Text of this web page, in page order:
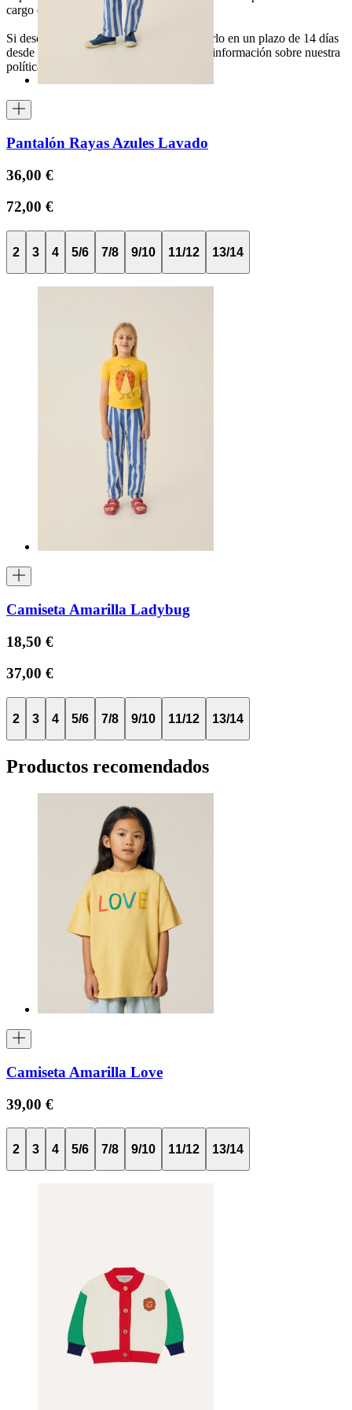
cargo del comprador.
Si desea devolver un artículo, puede hacerlo en un plazo de 14 días
desde su recepción. Puede encontrar más información sobre nuestra
política de devoluciones
Pantalón Rayas Azules Lavado
36,00 €
72,00 €
2 3 4 5/6 7/8 9/10 11/12 13/14
Camiseta Amarilla Ladybug
18,50 €
37,00 €
2 3 4 5/6 7/8 9/10 11/12 13/14
Productos recomendados
Camiseta Amarilla Love
39,00 €
2 3 4 5/6 7/8 9/10 11/12 13/14